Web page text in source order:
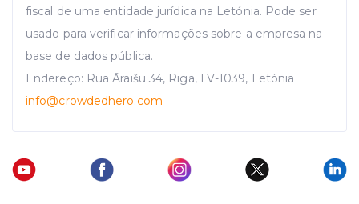
advertising. See more in our Cookies policy.
fiscal de uma entidade jurídica na Letónia. Pode ser
usado para verificar informações sobre a empresa na
base de dados pública.
Endereço: Rua Āraišu 34, Riga, LV-1039, Letónia
info@crowdedhero.com